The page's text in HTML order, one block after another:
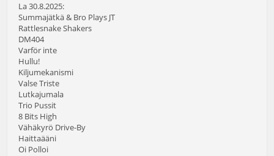
La 30.8.2025:
Summajätkä & Bro Plays JT
Rattlesnake Shakers
DM404
Varför inte
Hullu!
Kiljumekanismi
Valse Triste
Lutkajumala
Trio Pussit
8 Bits High
Vähäkyrö Drive-By
Haittaääni
Oi Polloi